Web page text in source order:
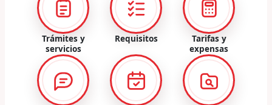
Trámites y
servicios
Requisitos
Tarifas y
expensas